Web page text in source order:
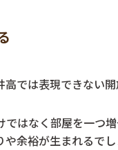
では表現できない
ではなく部屋を一つ
余裕が生まれるでし